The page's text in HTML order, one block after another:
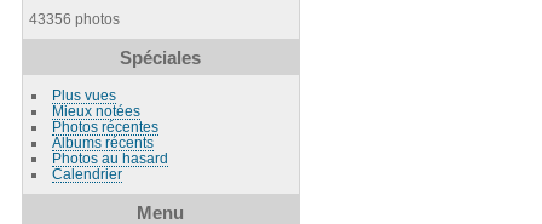
43356 photos
Spéciales
Plus vues
Mieux notées
Photos récentes
Albums récents
Photos au hasard
Calendrier
Menu